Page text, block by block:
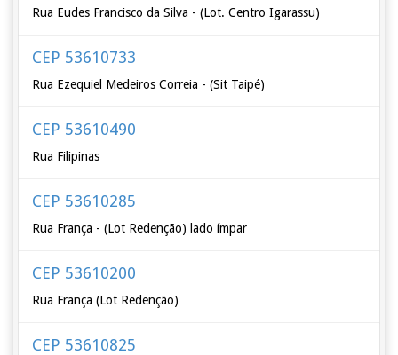
Rua Eudes Francisco da Silva - (Lot. Centro Igarassu)
CEP 53610733
Rua Ezequiel Medeiros Correia - (Sit Taipé)
CEP 53610490
Rua Filipinas
CEP 53610285
Rua França - (Lot Redenção) lado ímpar
CEP 53610200
Rua França (Lot Redenção)
CEP 53610825